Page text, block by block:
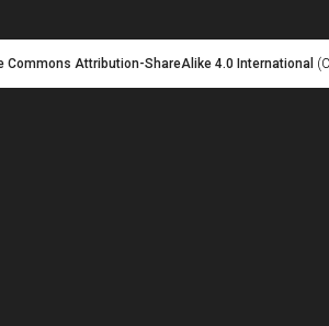
Commons Attribution-ShareAlike 4.0 International